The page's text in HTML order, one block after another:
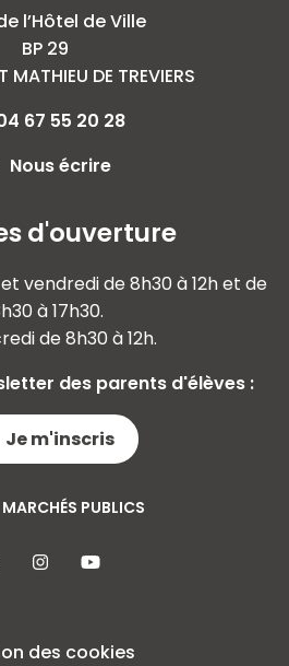
l’Hôtel de Ville
BP 29
DE TREVIERS
67 55 20 28
Nous écrire
d'ouverture
vendredi de 8h30 à 12h et de
à 17h30.
de 8h30 à 12h.
des parents d'élèves :
Je m'inscris
MARCHÉS PUBLICS
Lien vers le compte Facebook
Lien vers le compte
Lien vers la chaîne
des cookies